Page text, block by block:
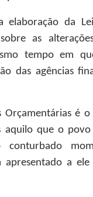
da
as
tempo em
das agências
Orçamentárias é
aquilo que o
conturbado
apresentado a